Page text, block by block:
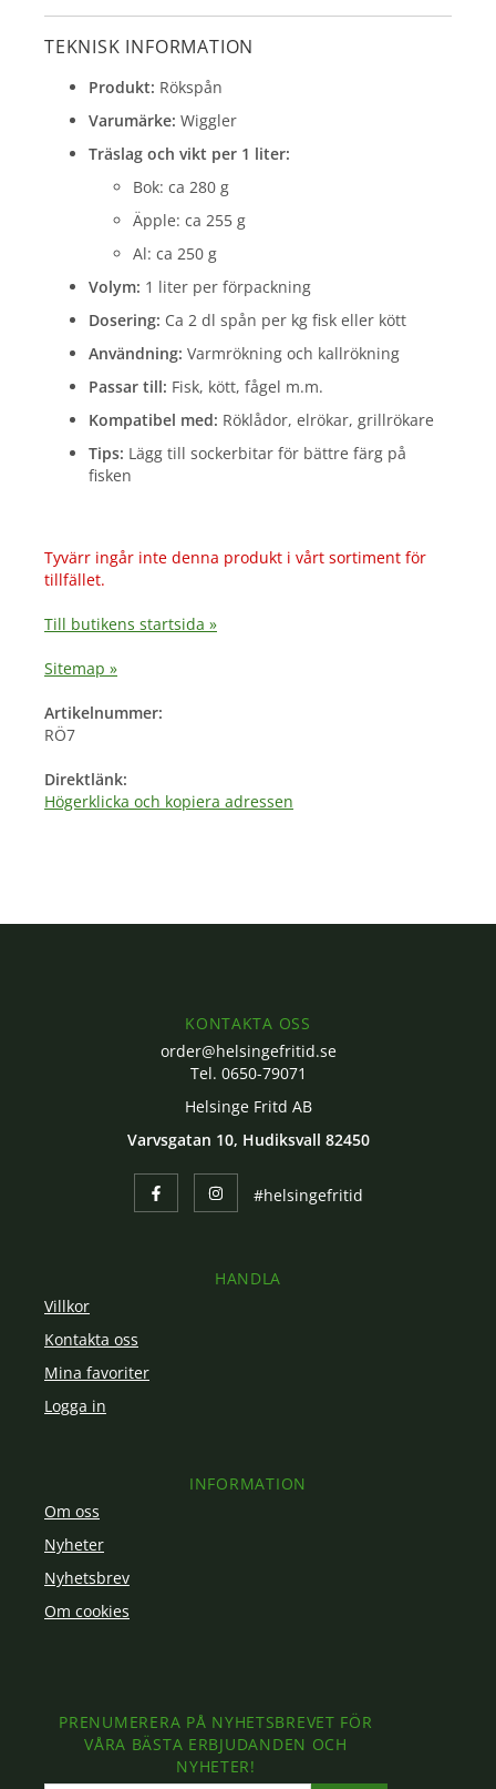
TEKNISK INFORMATION
Produkt: Rökspån
Varumärke: Wiggler
Träslag och vikt per 1 liter:
Bok: ca 280 g
Äpple: ca 255 g
Al: ca 250 g
Volym: 1 liter per förpackning
Dosering: Ca 2 dl spån per kg fisk eller kött
Användning: Varmrökning och kallrökning
Passar till: Fisk, kött, fågel m.m.
Kompatibel med: Röklådor, elrökar, grillrökare
Tips: Lägg till sockerbitar för bättre färg på
fisken
Tyvärr ingår inte denna produkt i vårt sortiment för
tillfället.
Till butikens startsida »
Sitemap »
Artikelnummer:
RÖ7
Direktlänk:
Högerklicka och kopiera adressen
KONTAKTA OSS
order@helsingefritid.se
Tel. 0650-79071
Helsinge Fritd AB
Varvsgatan 10, Hudiksvall 82450
#helsingefritid
HANDLA
Villkor
Kontakta oss
Mina favoriter
Logga in
INFORMATION
Om oss
Nyheter
Nyhetsbrev
Om cookies
PRENUMERERA PÅ NYHETSBREVET FÖR
VÅRA BÄSTA ERBJUDANDEN OCH
NYHETER!